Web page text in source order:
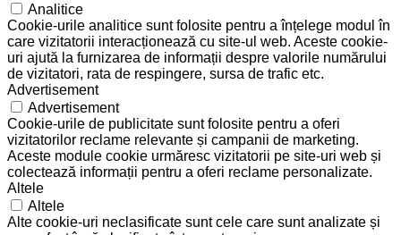
Analitice
Cookie-urile analitice sunt folosite pentru a înțelege modul în
care vizitatorii interacționează cu site-ul web. Aceste cookie-
uri ajută la furnizarea de informații despre valorile numărului
de vizitatori, rata de respingere, sursa de trafic etc.
Advertisement
Advertisement
Cookie-urile de publicitate sunt folosite pentru a oferi
vizitatorilor reclame relevante și campanii de marketing.
Aceste module cookie urmăresc vizitatorii pe site-uri web și
colectează informații pentru a oferi reclame personalizate.
Altele
Altele
Alte cookie-uri neclasificate sunt cele care sunt analizate și